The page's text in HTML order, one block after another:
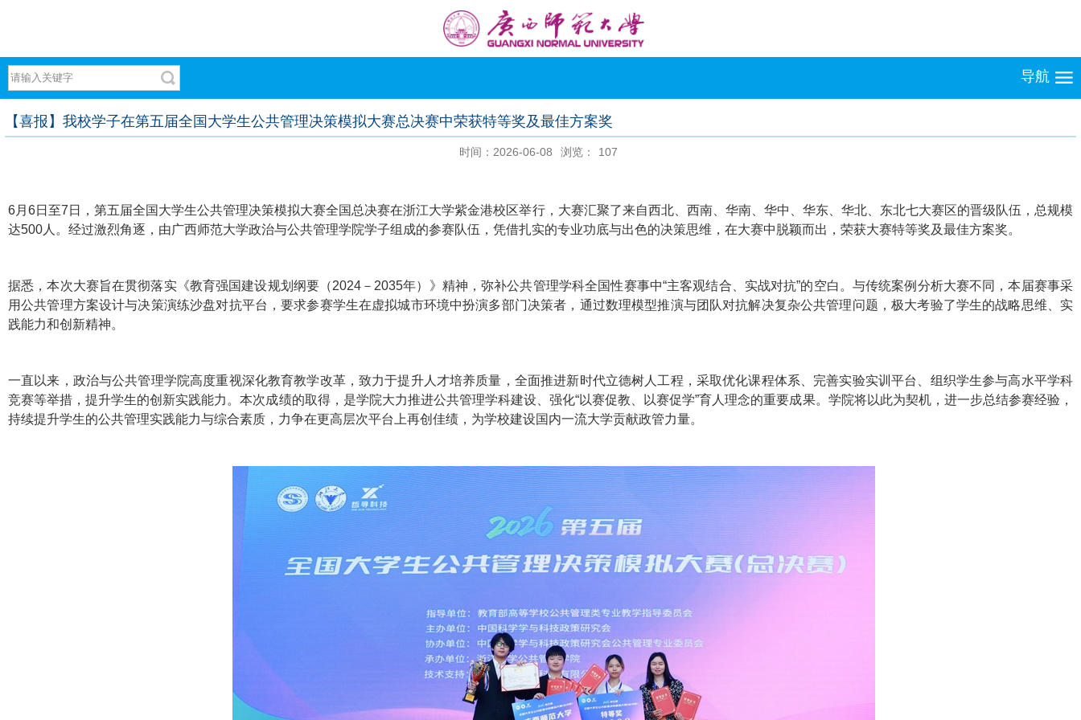
导航
【喜报】我校学子在第五届全国大学生公共管理决策模拟大赛总决赛中荣获特等奖及最佳方案奖
时间：2026-06-08 浏览： 107
6月6日至7日，第五届全国大学生公共管理决策模拟大赛全国总决赛在浙江大学紫金港校区举行，大赛汇聚了来自西北、西南、华南、华中、华东、华北、东北七大赛区的晋级队伍，总规模
达500人。经过激烈角逐，由广西师范大学政治与公共管理学院学子组成的参赛队伍，凭借扎实的专业功底与出色的决策思维，在大赛中脱颖而出，荣获大赛特等奖及最佳方案奖。
据悉，本次大赛旨在贯彻落实《教育强国建设规划纲要（2024－2035年）》精神，弥补公共管理学科全国性赛事中“主客观结合、实战对抗”的空白。与传统案例分析大赛不同，本届赛事采
用公共管理方案设计与决策演练沙盘对抗平台，要求参赛学生在虚拟城市环境中扮演多部门决策者，通过数理模型推演与团队对抗解决复杂公共管理问题，极大考验了学生的战略思维、实
践能力和创新精神。
一直以来，政治与公共管理学院高度重视深化教育教学改革，致力于提升人才培养质量，全面推进新时代立德树人工程，采取优化课程体系、完善实验实训平台、组织学生参与高水平学科
竞赛等举措，提升学生的创新实践能力。本次成绩的取得，是学院大力推进公共管理学科建设、强化“以赛促教、以赛促学”育人理念的重要成果。学院将以此为契机，进一步总结参赛经验，
持续提升学生的公共管理实践能力与综合素质，力争在更高层次平台上再创佳绩，为学校建设国内一流大学贡献政管力量。